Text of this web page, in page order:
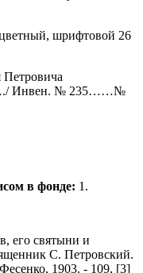
шрифтовой 26
Инвен. № 235……№
в фонде: 1.
его святыни и
С. Петровский.
1903. - 109, [3]